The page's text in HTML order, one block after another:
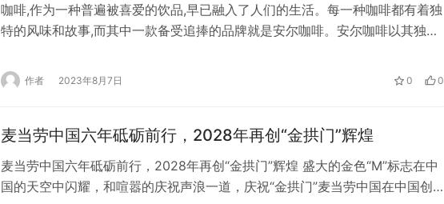
咖啡,作为一种普遍被喜爱的饮品,早已融入了人们的生活。每一种咖啡都有着独
特的风味和故事,而其中一款备受追捧的品牌就是安尔咖啡。安尔咖啡以其独特
安尔咖啡的品质、服务和文化,探讨其在咖啡行业中的地位和影响。 首先,安尔
咖啡的品质是其受欢迎的主要原因之一。这家咖啡品牌以其高品质的咖啡豆和
作者 2023年8月7日 0 0
麦当劳中国六年砥砺前行，2028年再创“金拱门”辉煌
麦当劳中国六年砥砺前行，2028年再创“金拱门”辉煌 盛大的金色“M”标志在中
国的天空中闪耀，和喧嚣的庆祝声浪一道，庆祝“金拱门”麦当劳中国在中国创